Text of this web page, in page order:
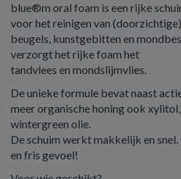
blue®m oral foam is een rijke
voor het reinigen van (doorzichtige)
beugels, kunstgebitten en
verzorgt het rijke foam het
tandvlees en mondslijmvlies.
De unieke formule bevat naast
meer organische honing ook
wintergreen olie.
De schuim werkt makkelijk en
en fris gevoel!